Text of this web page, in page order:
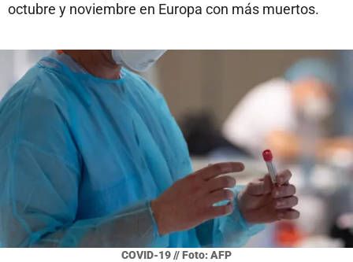
octubre y noviembre en Europa con más muertos.
COVID-19 // Foto: AFP